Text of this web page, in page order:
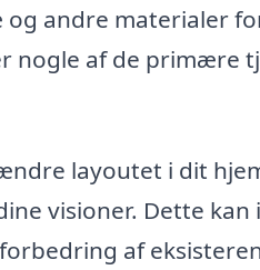
andre materialer
af de primære
layoutet i dit
visioner. Dette kan
af